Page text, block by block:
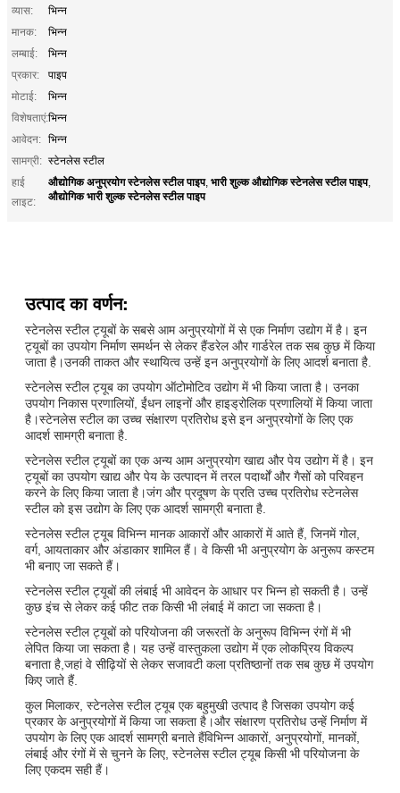
व्यास:
भिन्न
मानक:
भिन्न
लम्बाई:
भिन्न
प्रकार:
पाइप
मोटाई:
भिन्न
विशेषताएं:भिन्न
आवेदन: भिन्न
सामग्री: स्टेनलेस स्टील
हाई
लाइट:
औद्योगिक अनुप्रयोग स्टेनलेस स्टील पाइप, भारी शुल्क औद्योगिक स्टेनलेस स्टील पाइप,
औद्योगिक भारी शुल्क स्टेनलेस स्टील पाइप
उत्पाद का वर्णन:
स्टेनलेस स्टील ट्यूबों के सबसे आम अनुप्रयोगों में से एक निर्माण उद्योग में है। इन
ट्यूबों का उपयोग निर्माण समर्थन से लेकर हैंडरेल और गार्डरेल तक सब कुछ में किया
जाता है।उनकी ताकत और स्थायित्व उन्हें इन अनुप्रयोगों के लिए आदर्श बनाता है.
स्टेनलेस स्टील ट्यूब का उपयोग ऑटोमोटिव उद्योग में भी किया जाता है। उनका
उपयोग निकास प्रणालियों, ईंधन लाइनों और हाइड्रोलिक प्रणालियों में किया जाता
है।स्टेनलेस स्टील का उच्च संक्षारण प्रतिरोध इसे इन अनुप्रयोगों के लिए एक
आदर्श सामग्री बनाता है.
स्टेनलेस स्टील ट्यूबों का एक अन्य आम अनुप्रयोग खाद्य और पेय उद्योग में है। इन
ट्यूबों का उपयोग खाद्य और पेय के उत्पादन में तरल पदार्थों और गैसों को परिवहन
करने के लिए किया जाता है।जंग और प्रदूषण के प्रति उच्च प्रतिरोध स्टेनलेस
स्टील को इस उद्योग के लिए एक आदर्श सामग्री बनाता है.
स्टेनलेस स्टील ट्यूब विभिन्न मानक आकारों और आकारों में आते हैं, जिनमें गोल,
वर्ग, आयताकार और अंडाकार शामिल हैं। वे किसी भी अनुप्रयोग के अनुरूप कस्टम
भी बनाए जा सकते हैं।
स्टेनलेस स्टील ट्यूबों की लंबाई भी आवेदन के आधार पर भिन्न हो सकती है। उन्हें
कुछ इंच से लेकर कई फीट तक किसी भी लंबाई में काटा जा सकता है।
स्टेनलेस स्टील ट्यूबों को परियोजना की जरूरतों के अनुरूप विभिन्न रंगों में भी
लेपित किया जा सकता है। यह उन्हें वास्तुकला उद्योग में एक लोकप्रिय विकल्प
बनाता है,जहां वे सीढ़ियों से लेकर सजावटी कला प्रतिष्ठानों तक सब कुछ में उपयोग
किए जाते हैं.
कुल मिलाकर, स्टेनलेस स्टील ट्यूब एक बहुमुखी उत्पाद है जिसका उपयोग कई
प्रकार के अनुप्रयोगों में किया जा सकता है।और संक्षारण प्रतिरोध उन्हें निर्माण में
उपयोग के लिए एक आदर्श सामग्री बनाते हैंविभिन्न आकारों, अनुप्रयोगों, मानकों,
लंबाई और रंगों में से चुनने के लिए, स्टेनलेस स्टील ट्यूब किसी भी परियोजना के
लिए एकदम सही हैं।